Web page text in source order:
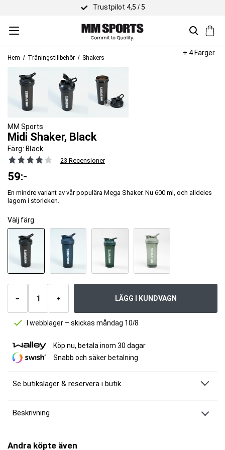
Trustpilot 4,5 / 5
Hem Träningstillbehör Shakers
+ 4 Färger
MM Sports
Midi Shaker, Black
Färg: Black
23 Recensioner
59:-
En mindre variant av vår populära Mega Shaker. Nu 600 ml, och alldeles
lagom i storleken.
Välj färg
−
Antal
+ LÄGG I KUNDVAGN
I webblager – skickas måndag 10/8
Köp nu, betala inom 30 dagar
Snabb och säker betalning
Se butikslager & reservera i butik
Beskrivning
En mindre variant av vår populära Mega Shaker. Nu 600 ml, och alldeles
Andra köpte även